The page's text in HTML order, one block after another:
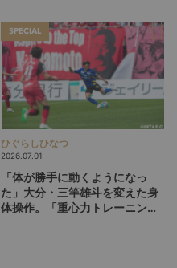
SPECIAL
ひぐらしひなつ
2026.07.01
「体が勝手に動くようになっ
た」大分・三竿雄斗を変えた身
体操作。「重心力トレーニン